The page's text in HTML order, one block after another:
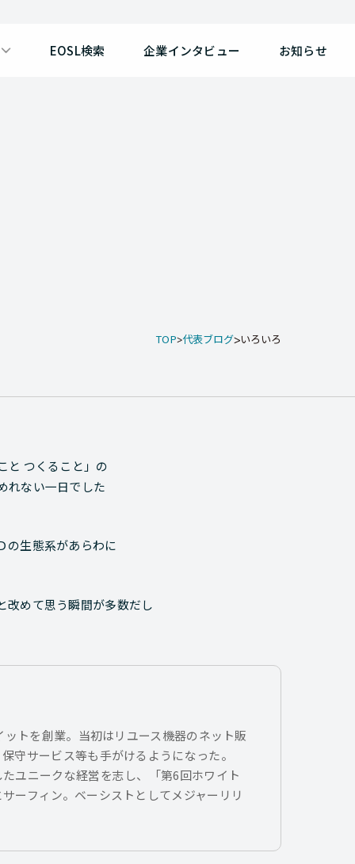
EOSL検索 企業インタビュー お知らせ
TOP 代表ブログ いろいろ
と つくること」の
れない一日でした
の生態系があらわに
改めて思う瞬間が多数だし
トを創業。当初はリユース機器のネット販
守サービス等も手がけるようになった。
ユニークな経営を志し、「第6回ホワイト
ーフィン。ベーシストとしてメジャーリリ